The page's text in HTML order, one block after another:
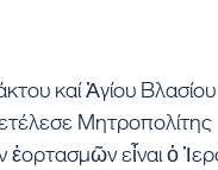
καί Ἁγίου Βλασίου
Μητροπολίτης
εἶναι ὁ